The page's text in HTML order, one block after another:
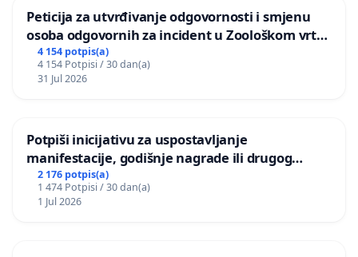
Peticija za utvrđivanje odgovornosti i smjenu
osoba odgovornih za incident u Zoološkom vrtu
Grada Zagreba
4 154 potpis(a)
4 154 Potpisi / 30 dan(a)
31 Jul 2026
Potpiši inicijativu za uspostavljanje
manifestacije, godišnje nagrade ili drugog
javnog događaja „Edin Avdić“ u Sarajevu
2 176 potpis(a)
1 474 Potpisi / 30 dan(a)
1 Jul 2026